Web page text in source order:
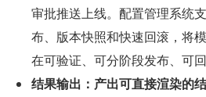
审批推送上线。配置管理系统
布、版本快照和快速回滚，将
在可验证、可分阶段发布、可
结果输出：产出可直接渲染的